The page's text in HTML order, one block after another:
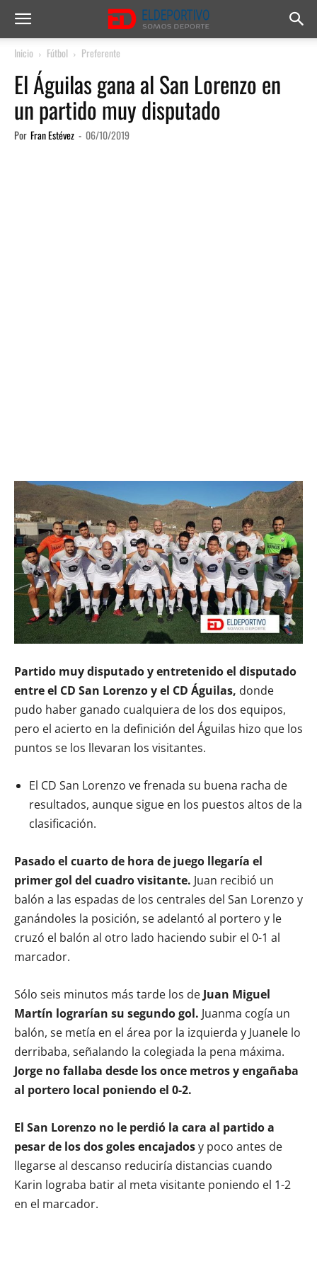
Inicio Fútbol Preferente
El Águilas gana al San Lorenzo en
un partido muy disputado
Por Fran Estévez - 06/10/2019
Partido muy disputado y entretenido el disputado
entre el CD San Lorenzo y el CD Águilas, donde
pudo haber ganado cualquiera de los dos equipos,
pero el acierto en la definición del Águilas hizo que los
puntos se los llevaran los visitantes.
El CD San Lorenzo ve frenada su buena racha de
resultados, aunque sigue en los puestos altos de la
clasificación.
Pasado el cuarto de hora de juego llegaría el
primer gol del cuadro visitante. Juan recibió un
balón a las espadas de los centrales del San Lorenzo y
ganándoles la posición, se adelantó al portero y le
cruzó el balón al otro lado haciendo subir el 0-1 al
marcador.
Sólo seis minutos más tarde los de Juan Miguel
Martín lograrían su segundo gol. Juanma cogía un
balón, se metía en el área por la izquierda y Juanele lo
derribaba, señalando la colegiada la pena máxima.
Jorge no fallaba desde los once metros y engañaba
al portero local poniendo el 0-2.
El San Lorenzo no le perdió la cara al partido a
pesar de los dos goles encajadosy poco antes de
llegarse al descanso reduciría distancias cuando
Karin lograba batir al meta visitante poniendo el 1-2
en el marcador.